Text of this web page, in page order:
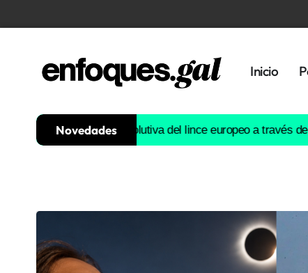
Inicio
Histórica
Novedades
la historia evolutiva del lince europeo a través del ADN